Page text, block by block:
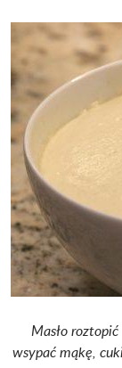
Masło
wsypać mąkę,